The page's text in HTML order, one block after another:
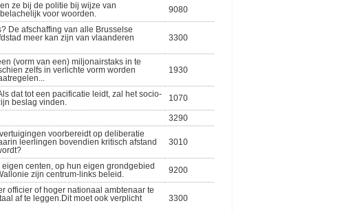
ze bij de politie bij wijze van
voor woorden.
9080
De afschaffing van alle Brusselse
meer kan zijn van vlaanderen
3300
(vorm van een) miljonairstaks in te
zelfs in verlichte vorm worden
1930
dat tot een pacificatie leidt, zal het socio-
beslag vinden.
1070
3290
voorbereidt op deliberatie
leerlingen bovendien kritisch afstand
3010
centen, op hun eigen grondgebied
zijn centrum-links beleid.
9200
officier of hoger nationaal ambtenaar te
af te leggen.Dit moet ook verplicht
3300